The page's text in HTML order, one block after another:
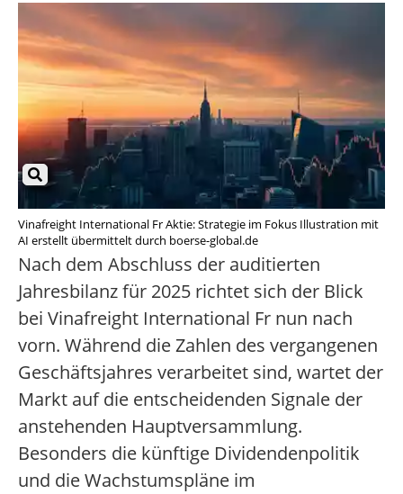
Vinafreight International Fr Aktie: Strategie im Fokus Illustration mit
AI erstellt übermittelt durch boerse-global.de
Nach dem Abschluss der auditierten
Jahresbilanz für 2025 richtet sich der Blick
bei Vinafreight International Fr nun nach
vorn. Während die Zahlen des vergangenen
Geschäftsjahres verarbeitet sind, wartet der
Markt auf die entscheidenden Signale der
anstehenden Hauptversammlung.
Besonders die künftige Dividendenpolitik
und die Wachstumspläne im